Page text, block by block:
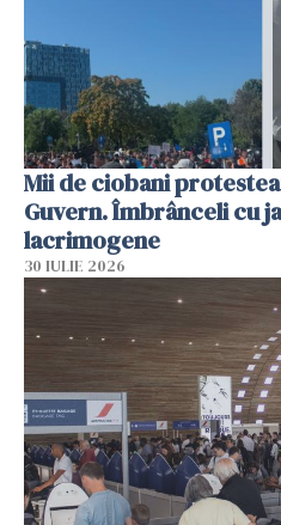
Mii de ciobani
Guvern. Îmbrânceli cu
lacrimogene
30 IULIE 2026